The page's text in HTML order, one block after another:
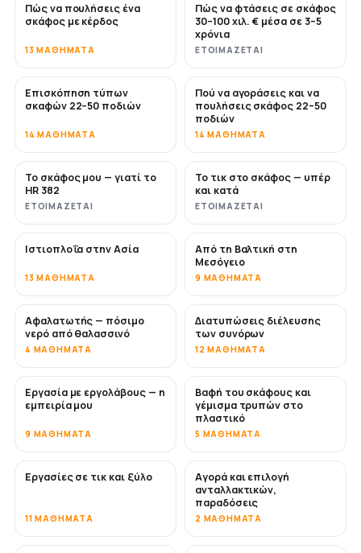
ΝΈΟ
Πώς να πουλήσεις ένα
σκάφος με κέρδος
13 ΜΑΘΉΜΑΤΑ
ΝΈΟ
Πώς να φτάσεις σε σκάφος
30–100 χιλ. € μέσα σε 3–5
χρόνια
ΕΤΟΙΜΆΖΕΤΑΙ
ΣΎΝΤΟΜΑ
Επισκόπηση τύπων
σκαφών 22–50 ποδιών
14 ΜΑΘΉΜΑΤΑ
ΣΎΝΤΟΜΑ
Πού να αγοράσεις και να
πουλήσεις σκάφος 22–50
ποδιών
14 ΜΑΘΉΜΑΤΑ
ΣΎΝΤΟΜΑ
Το σκάφος μου — γιατί το
HR 382
ΕΤΟΙΜΆΖΕΤΑΙ
ΣΎΝΤΟΜΑ
Το τικ στο σκάφος — υπέρ
και κατά
ΕΤΟΙΜΆΖΕΤΑΙ
ΣΎΝΤΟΜΑ
Ιστιοπλοΐα στην Ασία
13 ΜΑΘΉΜΑΤΑ
ΣΎΝΤΟΜΑ
Από τη Βαλτική στη
Μεσόγειο
9 ΜΑΘΉΜΑΤΑ
ΣΎΝΤΟΜΑ
Αφαλατωτής — πόσιμο
νερό από θαλασσινό
4 ΜΑΘΉΜΑΤΑ
Διατυπώσεις διέλευσης
των συνόρων
12 ΜΑΘΉΜΑΤΑ
ΣΎΝΤΟΜΑ
Εργασία με εργολάβους — η
εμπειρία μου
9 ΜΑΘΉΜΑΤΑ
ΣΎΝΤΟΜΑ
Βαφή του σκάφους και
γέμισμα τρυπών στο
πλαστικό
5 ΜΑΘΉΜΑΤΑ
Εργασίες σε τικ και ξύλο
11 ΜΑΘΉΜΑΤΑ
ΣΎΝΤΟΜΑ
Αγορά και επιλογή
ανταλλακτικών,
παραδόσεις
2 ΜΑΘΉΜΑΤΑ